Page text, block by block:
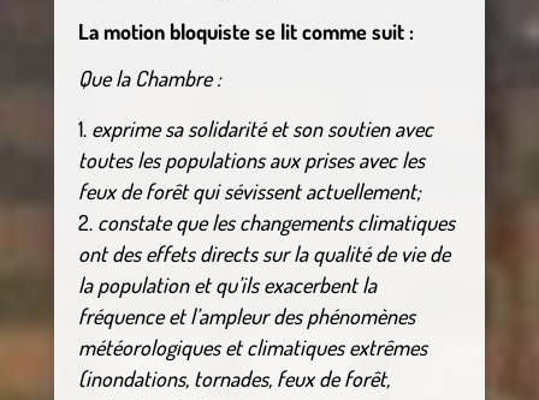
La motion bloquiste se lit comme suit :
Que la Chambre :
exprime sa solidarité et son soutien avec
toutes les populations aux prises avec les
feux de forêt qui sévissent actuellement;
constate que les changements climatiques
ont des effets directs sur la qualité de vie de
la population et qu’ils exacerbent la
fréquence et l’ampleur des phénomènes
météorologiques et climatiques extrêmes
(inondations, tornades, feux de forêt,